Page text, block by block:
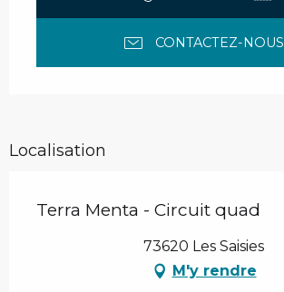
CONTACTEZ-NOUS
Localisation
Terra Menta - Circuit quad
73620 Les Saisies
M'y rendre